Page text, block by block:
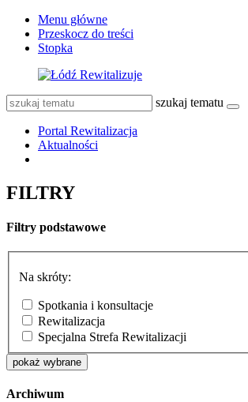
Menu główne
Przeskocz do treści
Stopka
szukaj tematu
Portal Rewitalizacja
Aktualności
FILTRY
Filtry podstawowe
Na skróty:
Spotkania i konsultacje
Rewitalizacja
Specjalna Strefa Rewitalizacji
pokaż wybrane
Archiwum